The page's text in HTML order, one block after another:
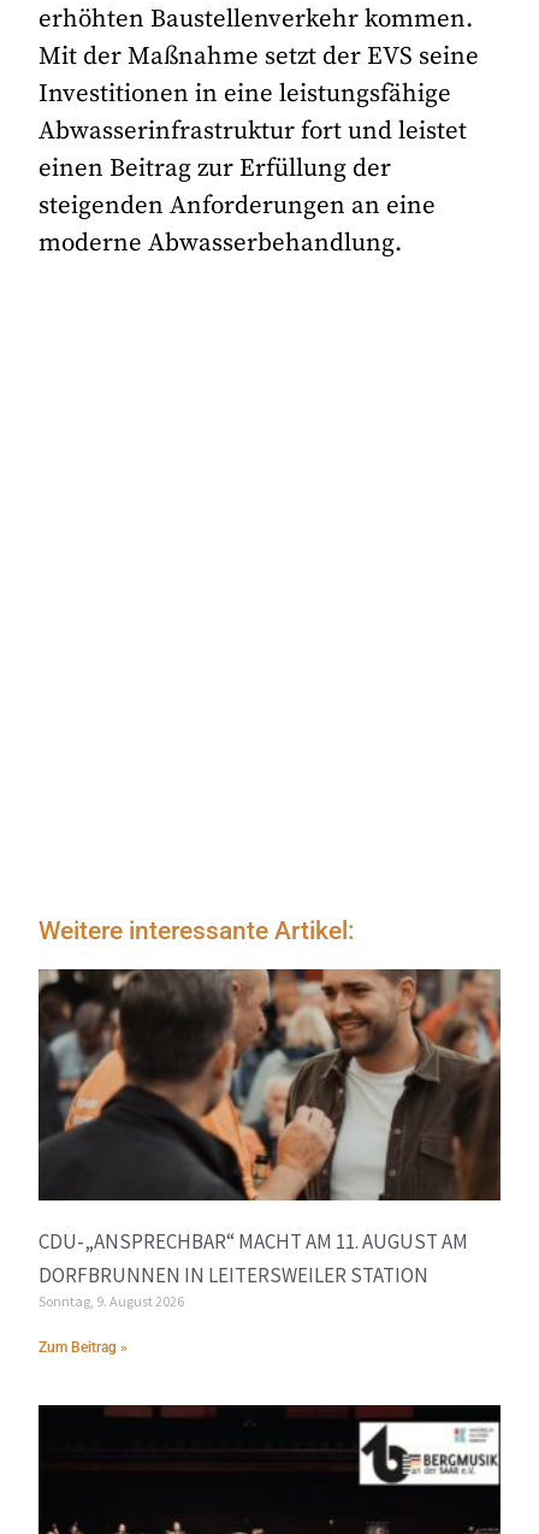
erhöhten Baustellenverkehr kommen.
Mit der Maßnahme setzt der EVS seine
Investitionen in eine leistungsfähige
Abwasserinfrastruktur fort und leistet
einen Beitrag zur Erfüllung der
steigenden Anforderungen an eine
moderne Abwasserbehandlung.
Weitere interessante Artikel:
CDU-„ANSPRECHBAR“ MACHT AM 11. AUGUST AM
DORFBRUNNEN IN LEITERSWEILER STATION
Sonntag, 9. August 2026
Zum Beitrag »